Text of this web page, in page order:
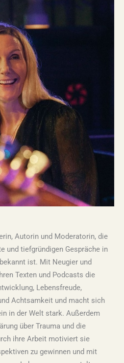
Autorin und Moderatorin, die
und tiefgründigen Gespräche in
ist. Mit Neugier und
Texten und Podcasts die
Lebensfreude,
Achtsamkeit und macht sich
in der Welt stark. Außerdem
über Trauma und die
ihre Arbeit motiviert sie
zu gewinnen und mit